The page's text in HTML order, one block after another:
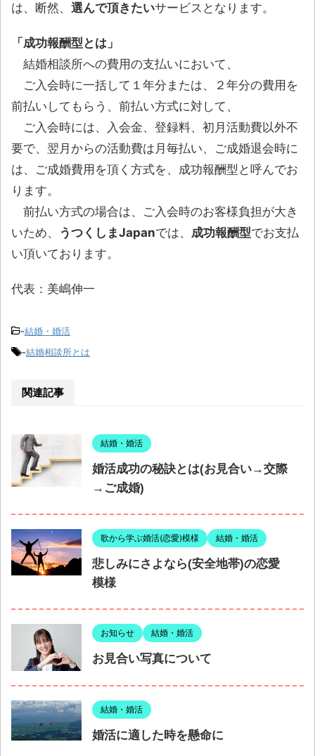
は、断然、 選んで頂きたいサービスとなります。
「成功報酬型とは」
結婚相談所への費用の支払いにおいて、
ご入会時に一括して１年分または、２年分の費用を
前払いしてもらう、前払い方式に対して、
ご入会時には、入会金、登録料、初月活動費以外不
要で、翌月からの活動費は月毎払い、ご成婚退会時に
は、ご成婚費用を頂く方式を、成功報酬型と呼んでお
ります。
前払い方式の場合は、ご入会時のお客様負担が大き
いため、
うつくしまJapanでは、 成功報酬型でお支払
い頂いております。
代表：美嶋伸一
-結婚・婚活
-結婚相談所とは
関連記事
結婚・婚活
婚活成功の秘訣とは(お見合い→交際
→ご成婚)
歌から学ぶ婚活(恋愛)模様 結婚・婚活
悲しみにさよなら(安全地帯)の恋愛
模様
お知らせ 結婚・婚活
お見合い写真について
結婚・婚活
婚活に適した時を懸命に